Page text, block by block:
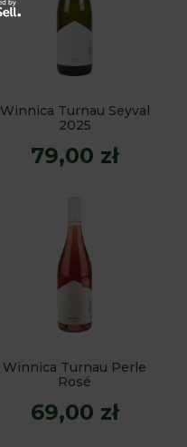
Winnica Turnau Seyval
2025
79,00 zł
Winnica Turnau Perle
Rosé
69,00 zł